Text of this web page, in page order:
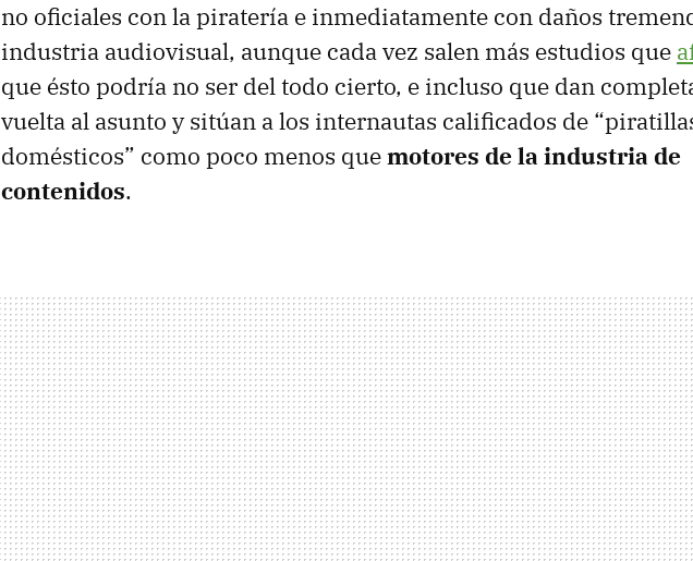
no oficiales con la piratería e inmediatamente con daños
industria audiovisual, aunque cada vez salen más estudios que
que ésto podría no ser del todo cierto, e incluso que dan
vuelta al asunto y sitúan a los internautas calificados de
domésticos” como poco menos quemotores de la industria de
contenidos.